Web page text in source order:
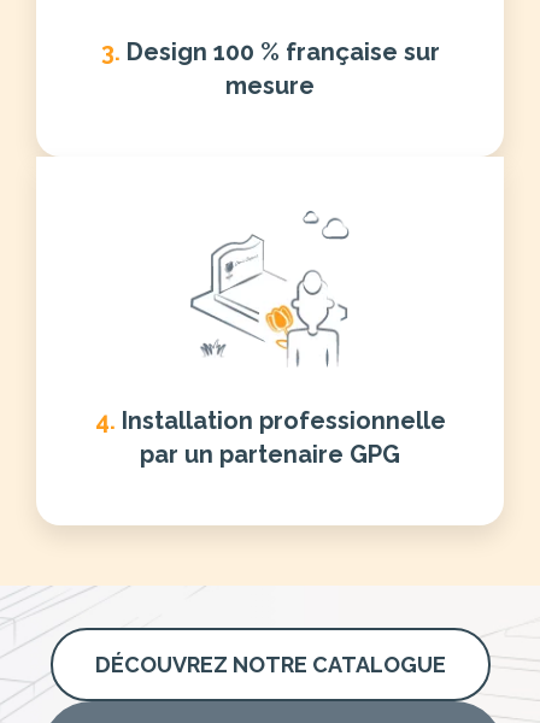
3. Design 100 % française sur
mesure
4. Installation professionnelle
par un partenaire GPG
DÉCOUVREZ NOTRE CATALOGUE